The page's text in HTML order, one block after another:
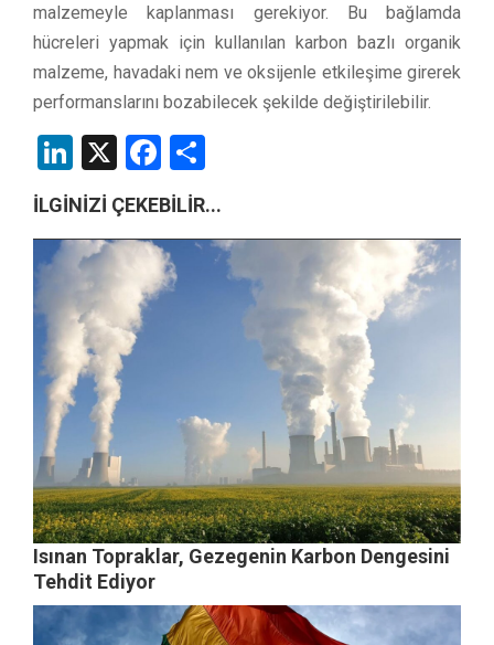
malzemeyle kaplanması gerekiyor. Bu bağlamda
hücreleri yapmak için kullanılan karbon bazlı organik
malzeme, havadaki nem ve oksijenle etkileşime girerek
performanslarını bozabilecek şekilde değiştirilebilir.
LinkedIn
X Facebook
İLGİNİZİ ÇEKEBİLİR...
Isınan Topraklar, Gezegenin Karbon Dengesini
Tehdit Ediyor